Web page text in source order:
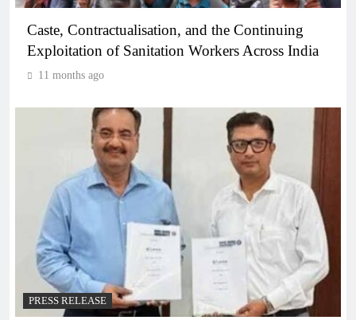
Caste, Contractualisation, and the Continuing
Exploitation of Sanitation Workers Across India
11 months ago
PRESS RELEASE